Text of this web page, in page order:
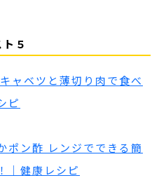
５
ャベツと薄切り肉で食べ
ピ
ポン酢 レンジでできる簡
｜健康レシピ